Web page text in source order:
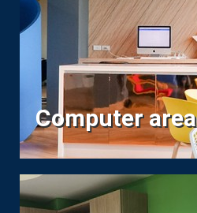
Computer area